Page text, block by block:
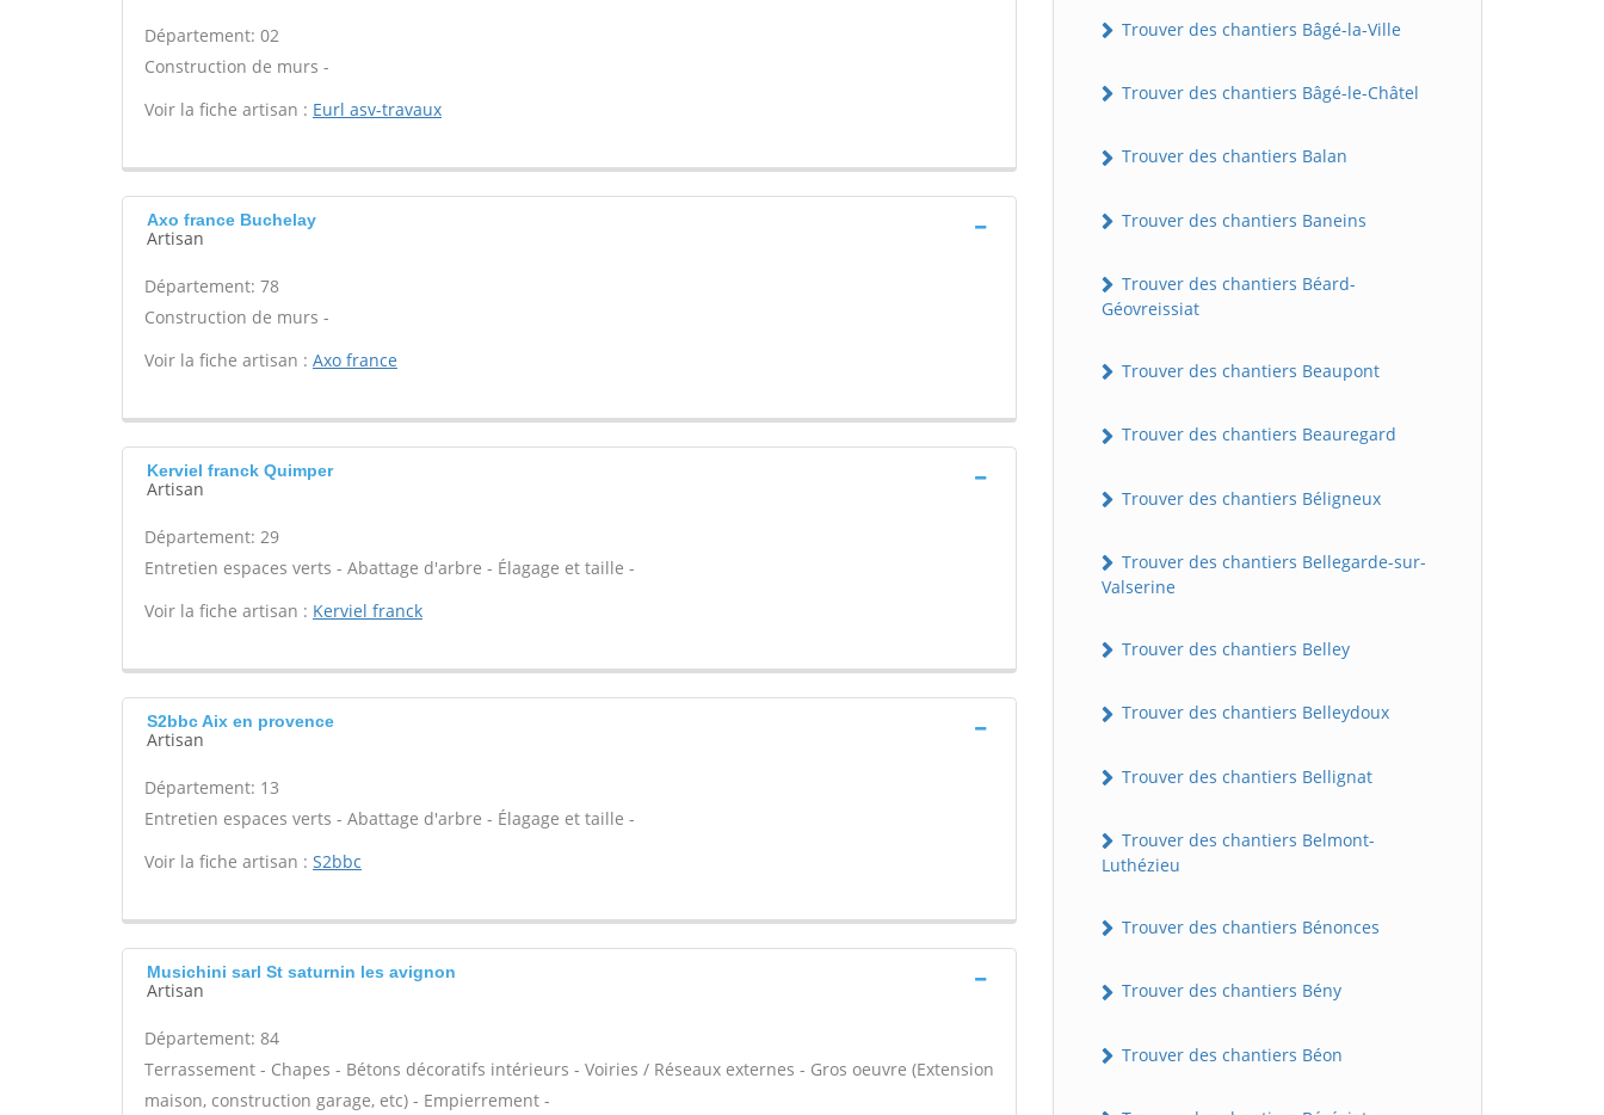
Département: 02
Construction de murs -
Voir la fiche artisan : Eurl asv-travaux
Axo france Buchelay
Artisan
Département: 78
Construction de murs -
Voir la fiche artisan : Axo france
Kerviel franck Quimper
Artisan
Département: 29
Entretien espaces verts - Abattage d'arbre - Élagage et taille -
Voir la fiche artisan : Kerviel franck
S2bbc Aix en provence
Artisan
Département: 13
Entretien espaces verts - Abattage d'arbre - Élagage et taille -
Voir la fiche artisan : S2bbc
Musichini sarl St saturnin les avignon
Artisan
Département: 84
Terrassement - Chapes - Bétons décoratifs intérieurs - Voiries / Réseaux externes - Gros oeuvre (Extension
maison, construction garage, etc) - Empierrement -
Trouver des chantiers Bâgé-la-Ville
Trouver des chantiers Bâgé-le-Châtel
Trouver des chantiers Balan
Trouver des chantiers Baneins
Trouver des chantiers Béard-
Géovreissiat
Trouver des chantiers Beaupont
Trouver des chantiers Beauregard
Trouver des chantiers Béligneux
Trouver des chantiers Bellegarde-sur-
Valserine
Trouver des chantiers Belley
Trouver des chantiers Belleydoux
Trouver des chantiers Bellignat
Trouver des chantiers Belmont-
Luthézieu
Trouver des chantiers Bénonces
Trouver des chantiers Bény
Trouver des chantiers Béon